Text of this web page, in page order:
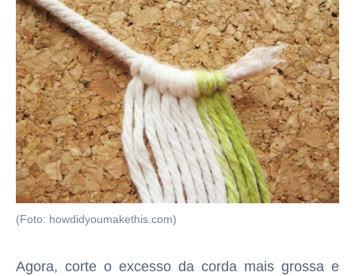
(Foto: howdidyoumakethis.com)
Agora, corte o excesso da corda mais grossa e